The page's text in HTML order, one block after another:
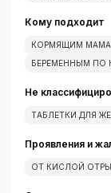
грыжа
острый
панкреатита
болезнь
Кому подходит
КОРМЯЩИМ
БЕРЕМЕННЫМ ПО
Не
ТАБЛЕТКИ ДЛЯ
Проявления и
ОТ КИСЛОЙ